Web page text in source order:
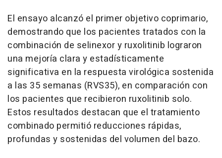
El ensayo alcanzó el primer objetivo coprimario,
demostrando que los pacientes tratados con la
combinación de selinexor y ruxolitinib lograron
una mejoría clara y estadísticamente
significativa en la respuesta virológica sostenida
a las 35 semanas (RVS35), en comparación con
los pacientes que recibieron ruxolitinib solo.
Estos resultados destacan que el tratamiento
combinado permitió reducciones rápidas,
profundas y sostenidas del volumen del bazo.